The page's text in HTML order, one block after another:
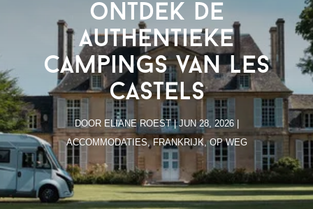
ontdek de
authentieke
campings van Les
Castels
DOOR ELIANE ROEST|JUN 28, 2026|
ACCOMMODATIES,FRANKRIJK ,OP WEG